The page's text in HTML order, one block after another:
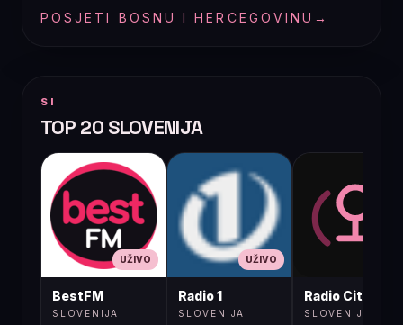
POSJETI BOSNU I HERCEGOVINU →
SI
TOP 20 SLOVENIJA
UŽIVO
BestFM
SLOVENIJA
UŽIVO
Radio 1
SLOVENIJA
Radio City
SLOVENIJA